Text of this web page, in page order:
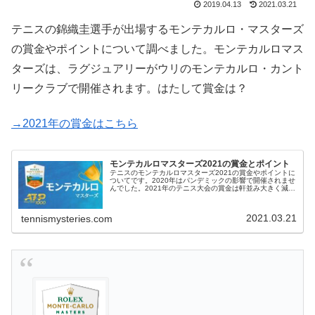
2019.04.13 2021.03.21
テニスの錦織圭選手が出場するモンテカルロ・マスターズ
の賞金やポイントについて調べました。モンテカルロマス
ターズは、ラグジュアリーがウリのモンテカルロ・カント
リークラブで開催されます。はたして賞金は？
→2021年の賞金はこちら
モンテカルロマスターズ2021の賞金とポイント
テニスのモンテカルロマスターズ2021の賞金やポイントに
ついてです。2020年はパンデミックの影響で開催されませ
んでした。2021年のテニス大会の賞金は軒並み大きく減額
tennismysteries.com 2021.03.21